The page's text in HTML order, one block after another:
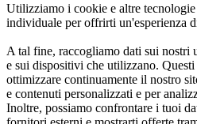
Utilizziamo i cookie e altre
individuale per offrirti un'esperienza
A tal fine, raccogliamo dati sui nostri
e sui dispositivi che utilizzano.
ottimizzare continuamente il nostro
e contenuti personalizzati e per
Inoltre, possiamo confrontare i tuoi